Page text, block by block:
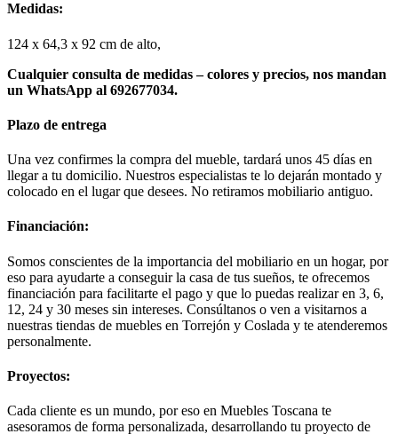
Medidas:
124 x 64,3 x 92 cm de alto,
Cualquier consulta de medidas – colores y precios, nos mandan
un WhatsApp al 692677034.
Plazo de entrega
Una vez confirmes la compra del mueble, tardará unos 45 días en
llegar a tu domicilio. Nuestros especialistas te lo dejarán montado y
colocado en el lugar que desees. No retiramos mobiliario antiguo.
Financiación:
Somos conscientes de la importancia del mobiliario en un hogar, por
eso para ayudarte a conseguir la casa de tus sueños, te ofrecemos
financiación para facilitarte el pago y que lo puedas realizar en 3, 6,
12, 24 y 30 meses sin intereses. Consúltanos o ven a visitarnos a
nuestras tiendas de muebles en Torrejón y Coslada y te atenderemos
personalmente.
Proyectos:
Cada cliente es un mundo, por eso en Muebles Toscana te
asesoramos de forma personalizada, desarrollando tu proyecto de